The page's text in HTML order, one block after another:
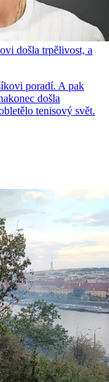
došla trpělivost, a
poradí. A pak
došla
tenisový svět.